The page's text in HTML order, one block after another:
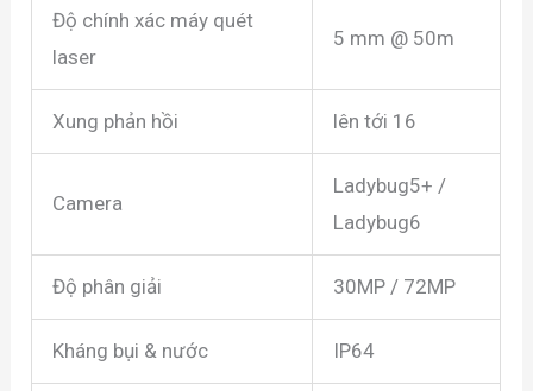
Độ chính xác máy quét
laser
5 mm @ 50m
Xung phản hồi lên tới 16
Camera
Ladybug5+ /
Ladybug6
Độ phân giải 30MP / 72MP
Kháng bụi & nước IP64